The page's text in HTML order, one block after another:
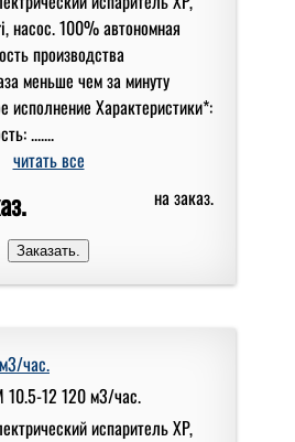
насос. 100% автономная
производства
меньше чем за минуту
исполнение Характеристики*:
.......
читать все
на заказ.
час.
испаритель XP,